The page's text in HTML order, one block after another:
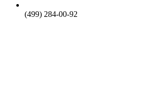
(499) 284-00-92